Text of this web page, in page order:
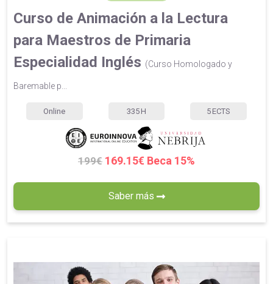
Curso de Animación a la Lectura
para Maestros de Primaria
Especialidad Inglés (Curso Homologado y
Baremable p...
Online 335 H 5 ECTS
199€ 169.15€ Beca 15%
Saber más